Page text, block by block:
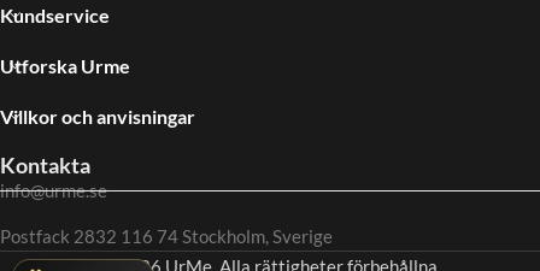
hålla koll på tiden på två platser.
en modell som passar din vardag. Produktinformationen visar
referensnummer och bekräftade specifikationer för varje
klocka. Hos URME ingår fri, spårbar leverans inom Sverige,
Klarna, två års garanti och 60 dagars returrätt.
Kundservice
Utforska Urme
Villkor och anvisningar
Kontakta
info@urme.se
Postfack 2832 116 74 Stockholm, Sverige